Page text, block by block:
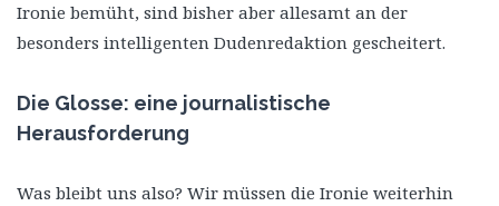
Ironie bemüht, sind bisher aber allesamt an der
besonders intelligenten Dudenredaktion gescheitert.
Die Glosse: eine journalistische
Herausforderung
Was bleibt uns also? Wir müssen die Ironie weiterhin